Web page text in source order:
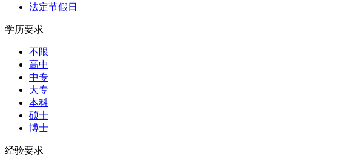
法定节假日
学历要求
不限
高中
中专
大专
本科
硕士
博士
经验要求